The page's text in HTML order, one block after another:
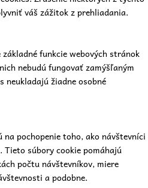
váš zážitok z prehliadania.
funkcie webových stránok
nebudú fungovať zamýšľaným
neukladajú žiadne osobné
pochopenie toho, ako návštevníci
súbory cookie pomáhajú
počtu návštevníkov, miere
a podobne.